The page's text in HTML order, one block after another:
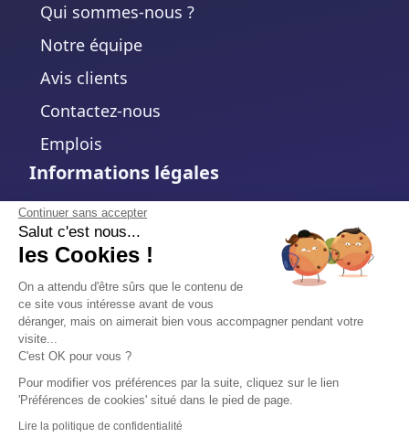
Continuer sans accepter
Salut c'est nous...
les Cookies !
On a attendu d'être sûrs que le contenu de
ce site vous intéresse avant de vous
déranger, mais on aimerait bien vous accompagner pendant votre
visite...
C'est OK pour vous ?
Pour modifier vos préférences par la suite, cliquez sur le lien
'Préférences de cookies' situé dans le pied de page.
Lire la politique de confidentialité
Qui sommes-nous ?
Notre équipe
Avis clients
Contactez-nous
Emplois
Informations légales
Mentions légales
Politique de confidentialité
Politique de cookies
Modifier votre choix de cookies
Conditions d'utilisation
Accord de traitement des données
Sécurité